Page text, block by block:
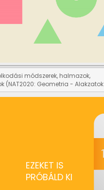
módszerek, halmazok,
Geometria - Alakzatok
EZEKET IS
PRÓBÁLD KI